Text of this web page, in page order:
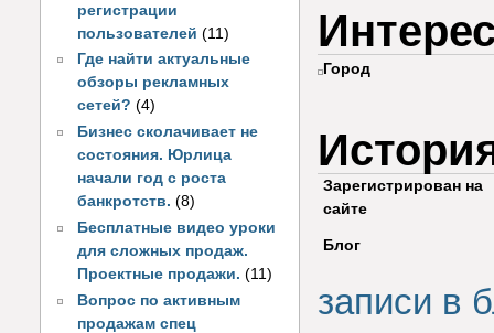
регистрации
пользователей(11)
Где найти актуальные
обзоры рекламных
сетей? (4)
Бизнес сколачивает не
состояния. Юрлица
начали год с роста
банкротств. (8)
Бесплатные видео уроки
для сложных продаж.
Проектные продажи. (11)
Вопрос по активным
продажам спец
Город
Зарегистрирован на
сайте
Блог
записи в